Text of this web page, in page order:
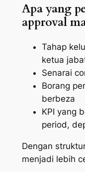
Apa yang
approval
Tahap
ketua
Senarai
Borang
berbeza
KPI yang
period,
Dengan
menjadi lebih